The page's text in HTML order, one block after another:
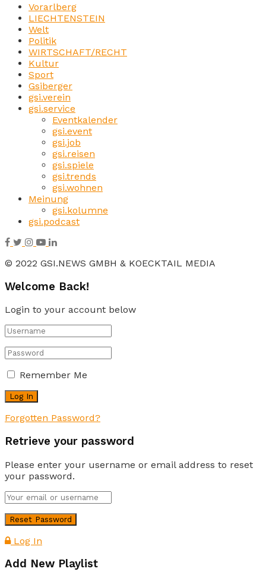
Vorarlberg
LIECHTENSTEIN
Welt
Politik
WIRTSCHAFT/RECHT
Kultur
Sport
Gsiberger
gsi.verein
gsi.service
Eventkalender
gsi.event
gsi.job
gsi.reisen
gsi.spiele
gsi.trends
gsi.wohnen
Meinung
gsi.kolumne
gsi.podcast
© 2022 GSI.NEWS GMBH & KOECKTAIL MEDIA
Welcome Back!
Login to your account below
Remember Me
Forgotten Password?
Retrieve your password
Please enter your username or email address to reset
your password.
Log In
Add New Playlist